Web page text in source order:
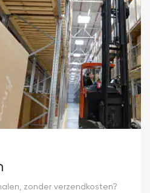
zonder verzendkosten?